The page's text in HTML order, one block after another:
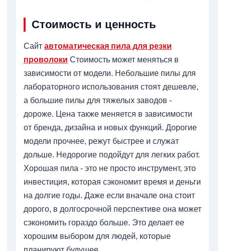
Стоимость и ценность
Сайт автоматическая пила для резки
проволоки Стоимость может меняться в
зависимости от модели. Небольшие пилы для
лабораторного использования стоят дешевле,
а большие пилы для тяжелых заводов -
дороже. Цена также меняется в зависимости
от бренда, дизайна и новых функций. Дорогие
модели прочнее, режут быстрее и служат
дольше. Недорогие подойдут для легких работ.
Хорошая пила - это не просто инструмент, это
инвестиция, которая сэкономит время и деньги
на долгие годы. Даже если вначале она стоит
дорого, в долгосрочной перспективе она может
сэкономить гораздо больше. Это делает ее
хорошим выбором для людей, которые